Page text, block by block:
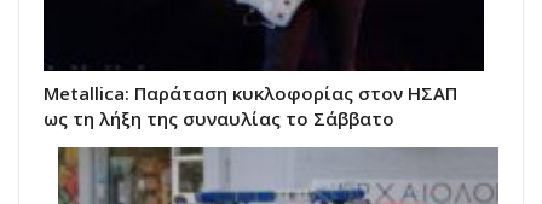
Metallica: Παράταση κυκλοφορίας στον ΗΣΑΠ
ως τη λήξη της συναυλίας το Σάββατο